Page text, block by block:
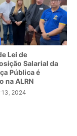
Lei de
Salarial da
Pública é
na ALRN
13, 2024